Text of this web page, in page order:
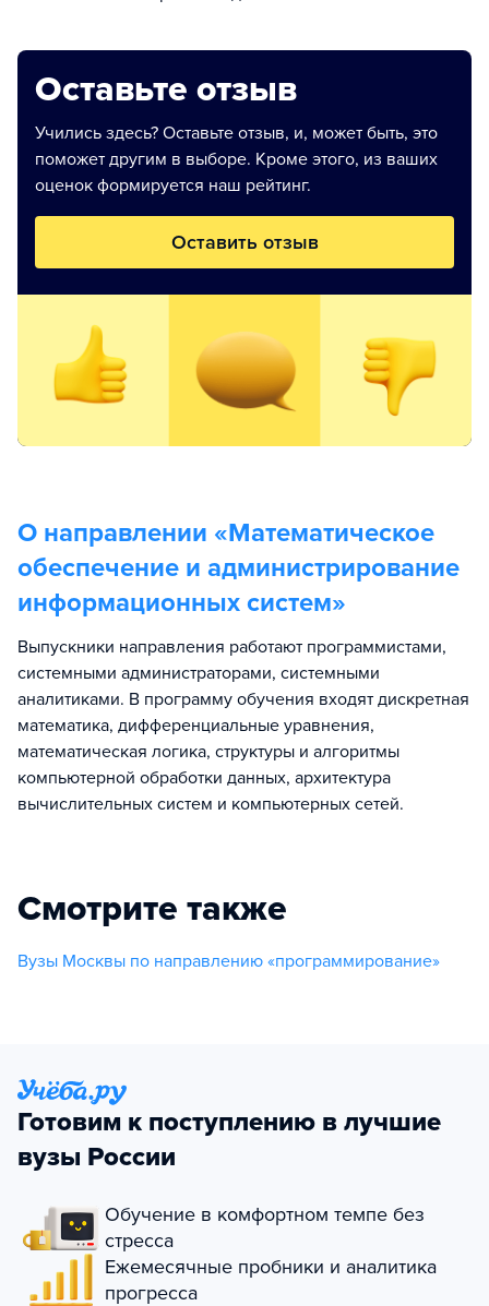
Оставьте отзыв
Учились здесь? Оставьте отзыв, и, может быть, это
поможет другим в выборе. Кроме этого, из ваших
оценок формируется наш рейтинг.
Оставить отзыв
О направлении «Математическое
обеспечение и администрирование
информационных систем»
Выпускники направления работают программистами,
системными администраторами, системными
аналитиками. В программу обучения входят дискретная
математика, дифференциальные уравнения,
математическая логика, структуры и алгоритмы
компьютерной обработки данных, архитектура
вычислительных систем и компьютерных сетей.
Смотрите также
Вузы Москвы по направлению «программирование»
Готовим к поступлению в лучшие
вузы России
Обучение в комфортном темпе без
стресса
Ежемесячные пробники и аналитика
прогресса